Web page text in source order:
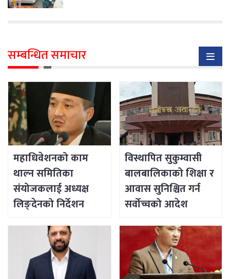
सम्बन्धित समाचार
महाधिवेशनको काम
थाल्न समितिका
संयोजकलाई अध्यक्ष
लिङ्देनको निर्देशन
विस्थापित सुकुम्वासी
बालबालिकाको शिक्षा र
आवास सुनिश्चित गर्न
सर्वोच्चको आदेश